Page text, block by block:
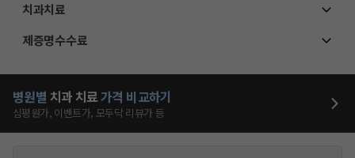
치과치료
제증명수수료
병원별 치과 치료가격 비교하기
심평원가, 이벤트가, 모두닥 리뷰가 등